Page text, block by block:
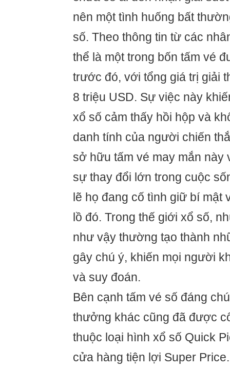
nên một tình huống bất
số. Theo thông tin từ các
thể là một trong bốn tấm vé
trước đó, với tổng giá trị giải
8 triệu USD. Sự việc này
xổ số cảm thấy hồi hộp và
danh tính của người chiến
sở hữu tấm vé may mắn này
sự thay đổi lớn trong cuộc
lẽ họ đang cố tình giữ bí mật
lồ đó. Trong thế giới xổ số,
như vậy thường tạo thành
gây chú ý, khiến mọi người
và suy đoán.
Bên cạnh tấm vé số đáng
thưởng khác cũng đã được
thuộc loại hình xổ số Quick
cửa hàng tiện lợi Super